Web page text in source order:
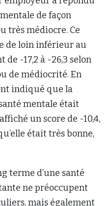
de façon
très médiocre. Ce
de loin inférieur au
de -17,2 à -26,3 selon
de médiocrité. En
indiqué que la
mentale était
un score de -10,4,
était très bonne,
terme d’une santé
ne préoccupent
mais également